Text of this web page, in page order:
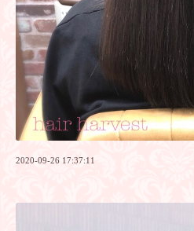
2020-09-26 17:37:11